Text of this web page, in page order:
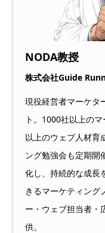
NODA教授
株式会社Guide
現役経営者マーケタ
ト。1000社以上の
以上のウェブ人材育
ング勉強会も定期開
化し、持続的な成長
きるマーケティング
ー・ウェブ担当者・
供。